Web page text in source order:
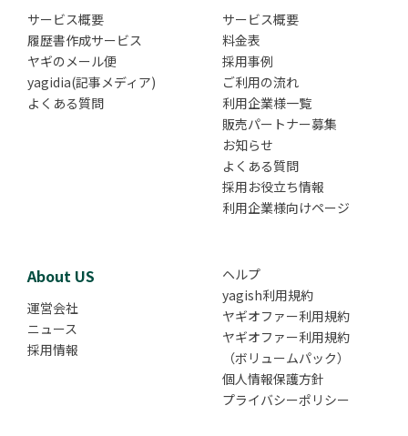
サービス概要
履歴書作成サービス
ヤギのメール便
yagidia(記事メディア)
よくある質問
サービス概要
料金表
採用事例
ご利用の流れ
利用企業様一覧
販売パートナー募集
お知らせ
よくある質問
採用お役立ち情報
利用企業様向けページ
About US
運営会社
ニュース
採用情報
ヘルプ
yagish利用規約
ヤギオファー利用規約
ヤギオファー利用規約
（ボリュームパック）
個人情報保護方針
プライバシーポリシー